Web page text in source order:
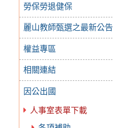
勞保勞退健保
麗山教師甄選之最新公告
權益專區
相關連結
因公出國
人事室表單下載